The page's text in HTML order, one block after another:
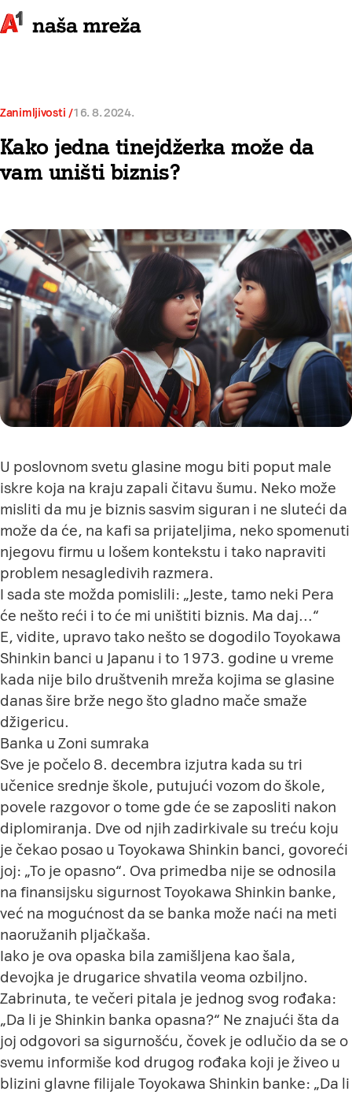
Zanimljivosti 16. 8. 2024.
Kako jedna tinejdžerka može da
vam uništi biznis?
U poslovnom svetu glasine mogu biti poput male
iskre koja na kraju zapali čitavu šumu. Neko može
misliti da mu je biznis sasvim siguran i ne sluteći da
može da će, na kafi sa prijateljima, neko spomenuti
njegovu firmu u lošem kontekstu i tako napraviti
problem nesagledivih razmera.
I sada ste možda pomislili: „Jeste, tamo neki Pera
će nešto reći i to će mi uništiti biznis. Ma daj…“
E, vidite, upravo tako nešto se dogodilo Toyokawa
Shinkin banci u Japanu i to 1973. godine u vreme
kada nije bilo društvenih mreža kojima se glasine
danas šire brže nego što gladno mače smaže
džigericu.
Banka u Zoni sumraka
Sve je počelo 8. decembra izjutra kada su tri
učenice srednje škole, putujući vozom do škole,
povele razgovor o tome gde će se zaposliti nakon
diplomiranja. Dve od njih zadirkivale su treću koju
je čekao posao u Toyokawa Shinkin banci, govoreći
joj: „To je opasno“. Ova primedba nije se odnosila
na finansijsku sigurnost Toyokawa Shinkin banke,
već na mogućnost da se banka može naći na meti
naoružanih pljačkaša.
Iako je ova opaska bila zamišljena kao šala,
devojka je drugarice shvatila veoma ozbiljno.
Zabrinuta, te večeri pitala je jednog svog rođaka:
„Da li je Shinkin banka opasna?“ Ne znajući šta da
joj odgovori sa sigurnošću, čovek je odlučio da se o
svemu informiše kod drugog rođaka koji je živeo u
blizini glavne filijale Toyokawa Shinkin banke: „Da li